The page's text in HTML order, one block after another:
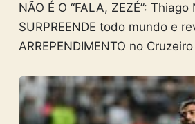
NÃO É O “FALA, ZEZÉ”: Thiago
SURPREENDE todo mundo e
ARREPENDIMENTO no Cruzeiro